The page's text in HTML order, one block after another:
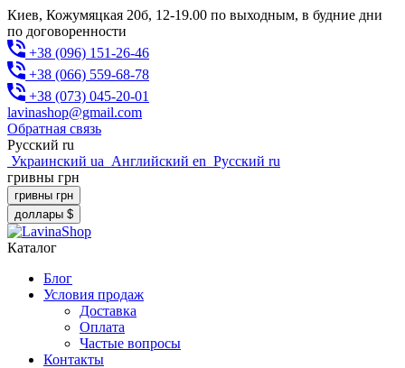
Киев, Кожумяцкая 20б, 12-19.00 по выходным, в будние дни
по договоренности
+38 (096) 151-26-46
+38 (066) 559-68-78
+38 (073) 045-20-01
lavinashop@gmail.com
Обратная связь
Русский ru
Украинский ua Английский en Русский ru
гривны грн
гривны грн
доллары $
Каталог
Блог
Условия продаж
Доставка
Оплата
Частые вопросы
Контакты